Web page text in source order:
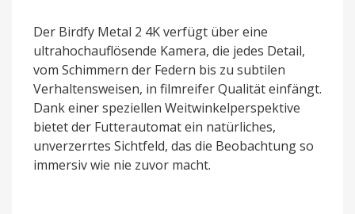
Der Birdfy Metal 2 4K verfügt über eine
ultrahochauflösende Kamera, die jedes Detail,
vom Schimmern der Federn bis zu subtilen
Verhaltensweisen, in filmreifer Qualität einfängt.
Dank einer speziellen Weitwinkelperspektive
bietet der Futterautomat ein natürliches,
unverzerrtes Sichtfeld, das die Beobachtung so
immersiv wie nie zuvor macht.